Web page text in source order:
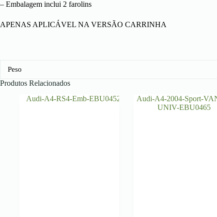
– Embalagem inclui 2 farolins
APENAS APLICÁVEL NA VERSÃO CARRINHA
Peso
Produtos Relacionados